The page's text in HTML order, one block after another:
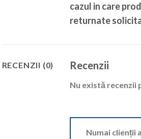
cazul in care
returnate
RECENZII (0) Recenzii
Nu există recenzii
Numai clienții